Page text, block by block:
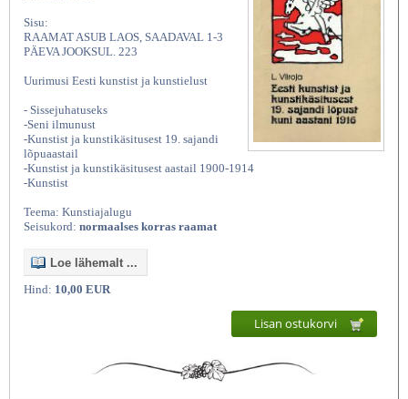
Sisu:
RAAMAT ASUB LAOS, SAADAVAL 1-3
PÄEVA JOOKSUL. 223
Uurimusi Eesti kunstist ja kunstielust
- Sissejuhatuseks
-Seni ilmunust
-Kunstist ja kunstikäsitusest 19. sajandi
lõpuaastail
-Kunstist ja kunstikäsitusest aastail 1900-1914
-Kunstist
Teema: Kunstiajalugu
Seisukord: normaalses korras raamat
Loe lähemalt ...
Hind: 10,00 EUR
Lisan ostukorvi